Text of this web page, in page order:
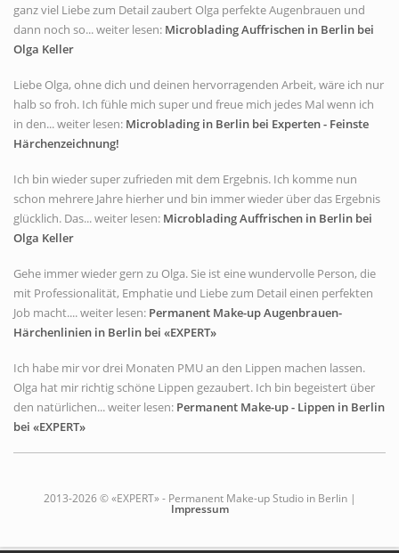
ganz viel Liebe zum Detail zaubert Olga perfekte Augenbrauen und
dann noch so... weiter lesen: Microblading Auffrischen in Berlin bei
Olga Keller
Liebe Olga, ohne dich und deinen hervorragenden Arbeit, wäre ich nur
halb so froh. Ich fühle mich super und freue mich jedes Mal wenn ich
in den... weiter lesen: Microblading in Berlin bei Experten - Feinste
Härchenzeichnung!
Ich bin wieder super zufrieden mit dem Ergebnis. Ich komme nun
schon mehrere Jahre hierher und bin immer wieder über das Ergebnis
glücklich. Das... weiter lesen: Microblading Auffrischen in Berlin bei
Olga Keller
Gehe immer wieder gern zu Olga. Sie ist eine wundervolle Person, die
mit Professionalität, Emphatie und Liebe zum Detail einen perfekten
Job macht.... weiter lesen: Permanent Make-up Augenbrauen-
Härchenlinien in Berlin bei «EXPERT»
Ich habe mir vor drei Monaten PMU an den Lippen machen lassen.
Olga hat mir richtig schöne Lippen gezaubert. Ich bin begeistert über
den natürlichen... weiter lesen: Permanent Make-up - Lippen in Berlin
bei «EXPERT»
2013-2026 © «EXPERT» - Permanent Make-up Studio in Berlin |
Impressum